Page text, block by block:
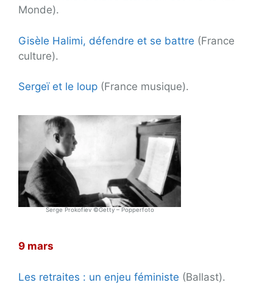
Monde).
Gisèle Halimi, défendre et se battre (France
culture).
Sergeï et le loup (France musique).
Serge Prokofiev ©Getty – Popperfoto
9 mars
Les retraites : un enjeu féministe (Ballast).